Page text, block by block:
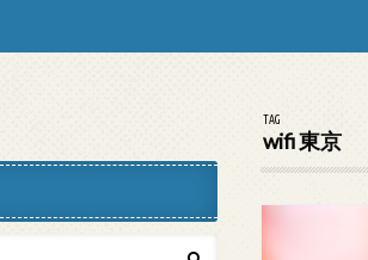
TAG
wifi 東京